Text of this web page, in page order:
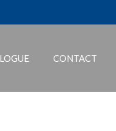
CONTACT